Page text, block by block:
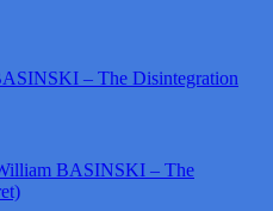
– The Disintegration
BASINSKI – The